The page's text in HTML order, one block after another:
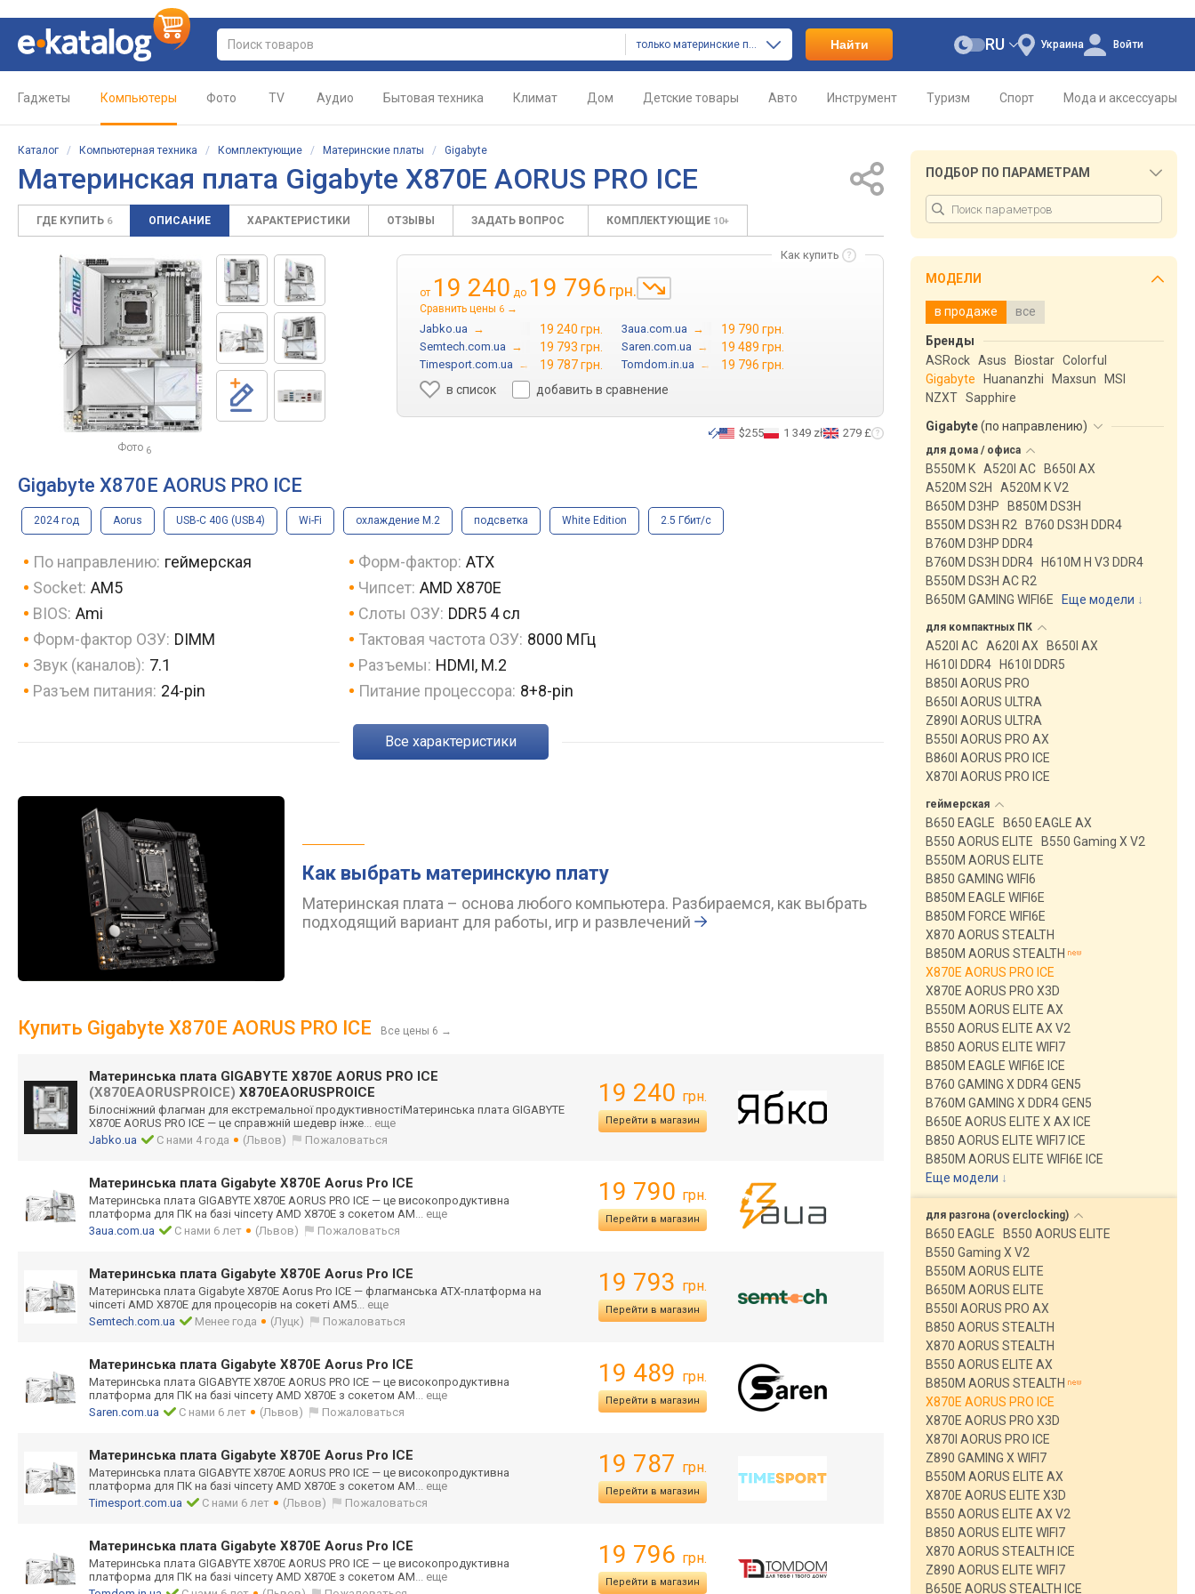
только материнские платы Найти Украина
RU Войти
Гаджеты Компьютеры Фото TV Аудио Бытовая техника Климат Дом Детские товары Авто Инструмент Туризм Спорт Мода и аксессуары
Каталог / Компьютерная техника / Комплектующие / Материнские платы / Gigabyte
Материнская плата Gigabyte X870E AORUS PRO ICE
ГДЕ КУПИТЬ 6 ОПИСАНИЕ ХАРАКТЕРИСТИКИ ОТЗЫВЫ ЗАДАТЬ ВОПРОС КОМПЛЕКТУЮЩИЕ 10+
Фото 6
Как купить
от 19 240 до 19 796 грн.
Сравнить цены 6 →
Jabko.ua → 19 240 грн. 3aua.com.ua → 19 790 грн.
Semtech.com.ua → 19 793 грн. Saren.com.ua → 19 489 грн.
Timesport.com.ua → 19 787 грн. Tomdom.in.ua →
19 796 грн.
в список
добавить в сравнение
$255 1 349 zł 279 £
Gigabyte X870E AORUS PRO ICE
2024 год Aorus USB-C 40G (USB4) Wi-Fi охлаждение M.2 подсветка White Edition 2.5 Гбит/с
По направлению: геймерская Форм-фактор: ATX
Socket: AM5 Чипсет: AMD X870E
BIOS: Ami Слоты ОЗУ: DDR5 4 сл
Форм-фактор ОЗУ: DIMM Тактовая частота ОЗУ: 8000 МГц
Звук (каналов): 7.1 Разъемы: HDMI, M.2
Разъем питания: 24-pin Питание процессора: 8+8-pin
Все характеристики
Как выбрать материнскую плату
Материнская плата – основа любого компьютера. Разбираемся, как выбрать
подходящий вариант для работы, игр и развлечений
Купить Gigabyte X870E AORUS PRO ICE Все цены 6 →
Материнська плата GIGABYTE X870E AORUS PRO ICE
(X870EAORUSPROICE) X870EAORUSPROICE
Білосніжний флагман для екстремальної продуктивностіМатеринська плата GIGABYTE
X870E AORUS PRO ICE — це справжній шедевр інже... еще
Jabko.ua
С нами 4 года (Львов) Пожаловаться
19 240 грн.
Перейти в магазин
Материнська плата Gigabyte X870E Aorus Pro ICE
Материнська плата GIGABYTE X870E AORUS PRO ICE — це високопродуктивна
платформа для ПК на базі чіпсету AMD X870E з сокетом AM... еще
3aua.com.ua
С нами 6 лет (Львов) Пожаловаться
19 790 грн.
Перейти в магазин
Материнська плата Gigabyte X870E Aorus Pro ICE
Материнська плата Gigabyte X870E Aorus Pro ICE — флагманська ATX-платформа на
чіпсеті AMD X870E для процесорів на сокеті AM5... еще
Semtech.com.ua
Менее года (Луцк) Пожаловаться
19 793 грн.
Перейти в магазин
Материнська плата Gigabyte X870E Aorus Pro ICE
Материнська плата GIGABYTE X870E AORUS PRO ICE — це високопродуктивна
платформа для ПК на базі чіпсету AMD X870E з сокетом AM... еще
Saren.com.ua
С нами 6 лет (Львов) Пожаловаться
19 489 грн.
Перейти в магазин
Материнська плата Gigabyte X870E Aorus Pro ICE
Материнська плата GIGABYTE X870E AORUS PRO ICE — це високопродуктивна
платформа для ПК на базі чіпсету AMD X870E з сокетом AM... еще
Timesport.com.ua
С нами 6 лет (Львов) Пожаловаться
19 787 грн.
Перейти в магазин
Материнська плата Gigabyte X870E Aorus Pro ICE
Материнська плата GIGABYTE X870E AORUS PRO ICE — це високопродуктивна
платформа для ПК на базі чіпсету AMD X870E з сокетом AM... еще
19 796 грн.
Перейти в магазин
ПОДБОР ПО ПАРАМЕТРАМ
МОДЕЛИ
в продаже все
Бренды
ASRock Asus Biostar Colorful
Gigabyte
Huananzhi Maxsun
MSI
NZXT Sapphire
Gigabyte(по направлению)
для дома / офиса
B550M K A520I AC
B650I AX
A520M S2H
A520M K V2
B650M D3HP
B850M DS3H
B550M DS3H R2
B760 DS3H DDR4
B760M D3HP DDR4
B760M DS3H DDR4
H610M H V3 DDR4
B550M DS3H AC R2
B650M GAMING WIFI6E
Еще модели ↓
для компактных ПК
A520I AC A620I AX
B650I AX
H610I DDR4
H610I DDR5
B850I AORUS PRO
B650I AORUS ULTRA
Z890I AORUS ULTRA
B550I AORUS PRO AX
B860I AORUS PRO ICE
X870I AORUS PRO ICE
геймерская
B650 EAGLE
B650 EAGLE AX
B550 AORUS ELITE
B550 Gaming X V2
B550M AORUS ELITE
B850 GAMING WIFI6
B850M EAGLE WIFI6E
B850M FORCE WIFI6E
X870 AORUS STEALTH
B850M AORUS STEALTH
X870E AORUS PRO ICE
X870E AORUS PRO X3D
B550M AORUS ELITE AX
B550 AORUS ELITE AX V2
B850 AORUS ELITE WIFI7
B850M EAGLE WIFI6E ICE
B760 GAMING X DDR4 GEN5
B760M GAMING X DDR4 GEN5
B650E AORUS ELITE X AX ICE
B850 AORUS ELITE WIFI7 ICE
B850M AORUS ELITE WIFI6E ICE
Еще модели ↓
для разгона (overclocking)
B650 EAGLE
B550 AORUS ELITE
B550 Gaming X V2
B550M AORUS ELITE
B650M AORUS ELITE
B550I AORUS PRO AX
B850 AORUS STEALTH
X870 AORUS STEALTH
B550 AORUS ELITE AX
B850M AORUS STEALTH
X870E AORUS PRO ICE
X870E AORUS PRO X3D
X870I AORUS PRO ICE
Z890 GAMING X WIFI7
B550M AORUS ELITE AX
X870E AORUS ELITE X3D
B550 AORUS ELITE AX V2
B850 AORUS ELITE WIFI7
X870 AORUS STEALTH ICE
Z890 AORUS ELITE WIFI7
B650E AORUS STEALTH ICE